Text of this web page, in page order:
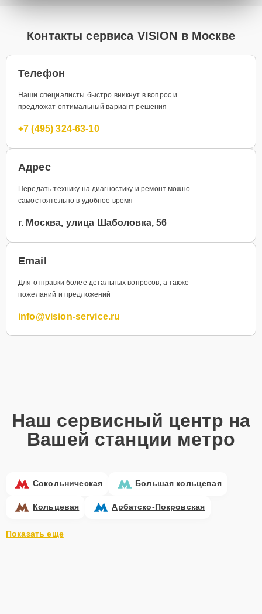
Контакты сервиса VISION в Москве
Телефон
Наши специалисты быстро вникнут в вопрос и
предложат оптимальный вариант решения
+7 (495) 324-63-10
Адрес
Передать технику на диагностику и ремонт можно
самостоятельно в удобное время
г. Москва, улица Шаболовка, 56
Email
Для отправки более детальных вопросов, а также
пожеланий и предложений
info@vision-service.ru
Наш сервисный центр на
Вашей станции метро
Сокольническая Большая кольцевая
Кольцевая Арбатско-Покровская
Показать еще